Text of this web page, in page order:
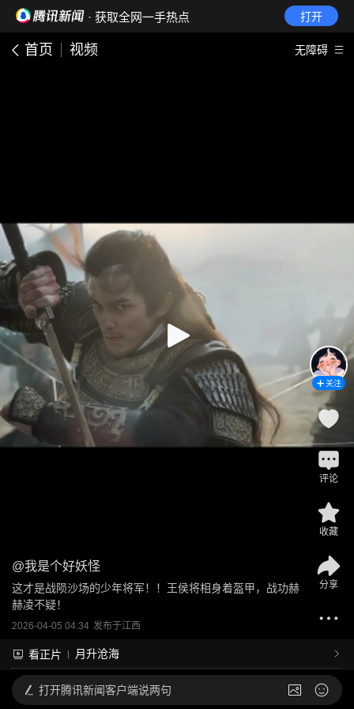
· 获取全网一手热点 打开
首页 视频 无障碍
@我是个好妖怪
这才是战陨沙场的少年将军！！王侯将相身着盔甲，战功赫
赫凌不疑！
2026-04-05 04:34 发布于江西
看正片 月升沧海
关注
评论
收藏
分享
打开腾讯新闻客户端说两句